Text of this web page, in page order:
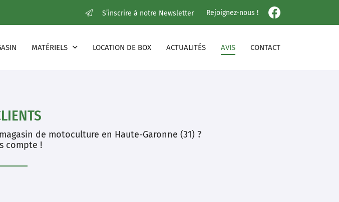
S’inscrire à notre Newsletter Rejoignez-nous !
MATÉRIELS LOCATION DE BOX ACTUALITÉS AVIS CONTACT
de motoculture en Haute-Garonne (31) ?
compte !